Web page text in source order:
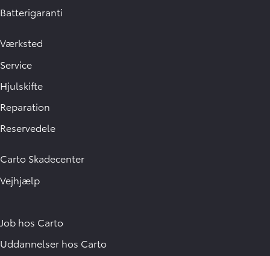
Batterigaranti
Værksted
Service
Hjulskifte
Reparation
Reservedele
Carto Skadecenter
Vejhjælp
Job hos Carto
Uddannelser hos Carto